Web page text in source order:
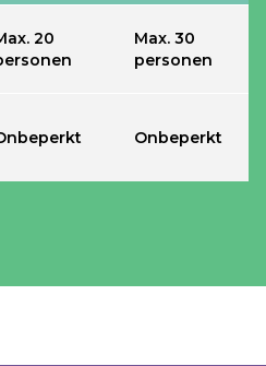
20
Max. 30
personen
Onbeperkt